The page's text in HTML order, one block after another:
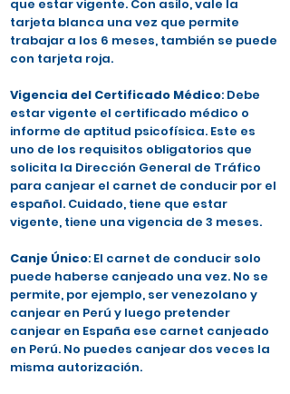
que estar vigente. Con asilo, vale la
tarjeta blanca una vez que permite
trabajar a los 6 meses, también se puede
con tarjeta roja.
Vigencia del Certificado Médico: Debe
estar vigente el certificado médico o
informe de aptitud psicofísica. Este es
uno de los requisitos obligatorios que
solicita la Dirección General de Tráfico
para canjear el carnet de conducir por el
español. Cuidado, tiene que estar
vigente, tiene una vigencia de 3 meses.
Canje Único: El carnet de conducir solo
puede haberse canjeado una vez. No se
permite, por ejemplo, ser venezolano y
canjear en Perú y luego pretender
canjear en España ese carnet canjeado
en Perú. No puedes canjear dos veces la
misma autorización.